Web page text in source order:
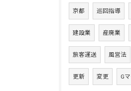
京都 巡回指導
建設業 産廃業
旅客運送 風営法
更新 変更 G